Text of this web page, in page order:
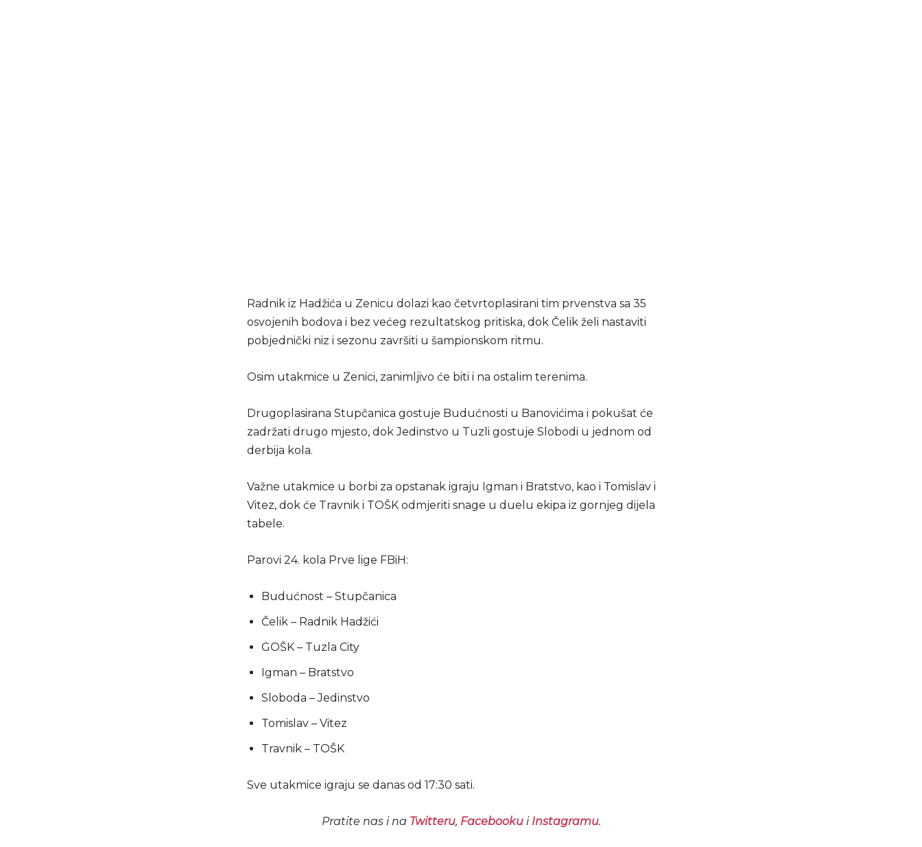
Radnik iz Hadžića u Zenicu dolazi kao četvrtoplasirani tim prvenstva sa 35
osvojenih bodova i bez većeg rezultatskog pritiska, dok Čelik želi nastaviti
pobjednički niz i sezonu završiti u šampionskom ritmu.
Osim utakmice u Zenici, zanimljivo će biti i na ostalim terenima.
Drugoplasirana Stupčanica gostuje Budućnosti u Banovićima i pokušat će
zadržati drugo mjesto, dok Jedinstvo u Tuzli gostuje Slobodi u jednom od
derbija kola.
Važne utakmice u borbi za opstanak igraju Igman i Bratstvo, kao i Tomislav i
Vitez, dok će Travnik i TOŠK odmjeriti snage u duelu ekipa iz gornjeg dijela
tabele.
Parovi 24. kola Prve lige FBiH:
Budućnost – Stupčanica
Čelik – Radnik Hadžići
GOŠK – Tuzla City
Igman – Bratstvo
Sloboda – Jedinstvo
Tomislav – Vitez
Travnik – TOŠK
Sve utakmice igraju se danas od 17:30 sati.
Pratite nas i na Twitteru, Facebookui Instagramu.